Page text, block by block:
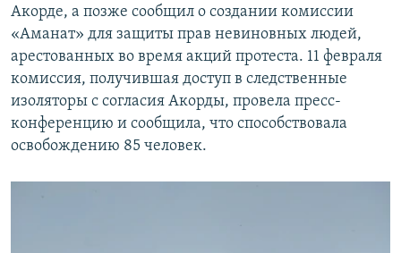
Акорде, а позже сообщил о создании комиссии
«Аманат» для защиты прав невиновных людей,
арестованных во время акций протеста. 11 февраля
комиссия, получившая доступ в следственные
изоляторы с согласия Акорды, провела пресс-
конференцию и сообщила, что способствовала
освобождению 85 человек.